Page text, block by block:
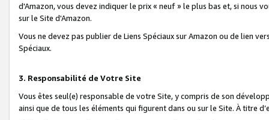
d'Amazon, vous devez indiquer le prix « neuf » le plus bas et, si nous
sur le Site d'Amazon.
Vous ne devez pas publier de Liens Spéciaux sur Amazon ou de lien
Spéciaux.
3. Responsabilité de Votre Site
Vous êtes seul(e) responsable de votre Site, y compris de son
ainsi que de tous les éléments qui figurent dans ou sur le Site. À titre